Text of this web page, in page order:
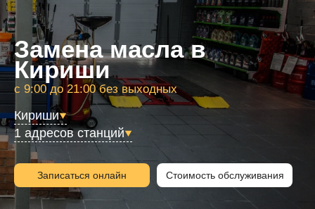
Замена масла в
Кириши
с 9:00 до 21:00 без выходных
Кириши
1 адресов станций
Записаться онлайн Стоимость обслуживания